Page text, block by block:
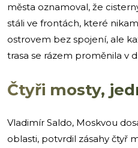
města oznamoval, že
stáli ve frontách, které
ostrovem bez spojení, ale
trasa se rázem proměnila v
Čtyři mosty,
Vladimír Saldo, Moskvou
oblasti, potvrdil zásahy čtyř